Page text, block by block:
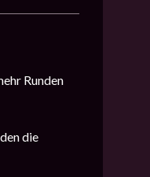
Runden
die